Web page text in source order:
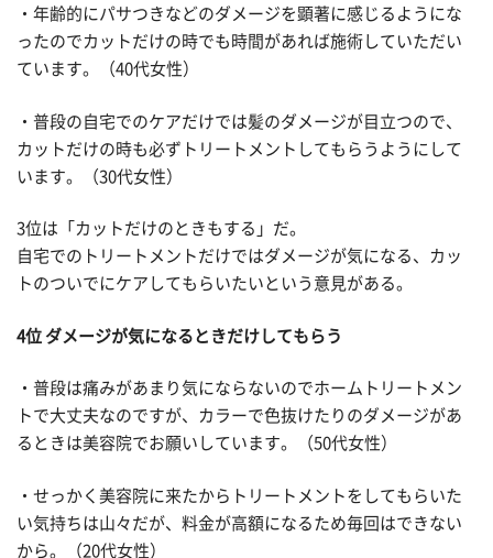
・年齢的にパサつきなどのダメージを顕著に感じるようにな
ったのでカットだけの時でも時間があれば施術していただい
ています。（40代女性）
・普段の自宅でのケアだけでは髪のダメージが目立つので、
カットだけの時も必ずトリートメントしてもらうようにして
います。（30代女性）
3位は「カットだけのときもする」だ。
自宅でのトリートメントだけではダメージが気になる、カッ
トのついでにケアしてもらいたいという意見がある。
4位 ダメージが気になるときだけしてもらう
・普段は痛みがあまり気にならないのでホームトリートメン
トで大丈夫なのですが、カラーで色抜けたりのダメージがあ
るときは美容院でお願いしています。（50代女性）
・せっかく美容院に来たからトリートメントをしてもらいた
い気持ちは山々だが、料金が高額になるため毎回はできない
から。（20代女性）